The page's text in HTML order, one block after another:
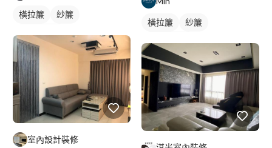
橫拉簾
紗簾
室內設計裝修
橫拉簾
紗簾